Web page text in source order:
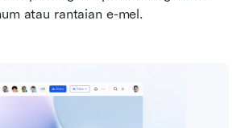
atau rantaian e-mel.